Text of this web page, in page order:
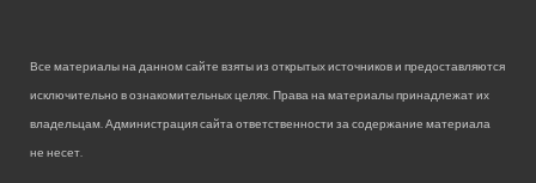
Все материалы на данном сайте взяты из открытых источников и предоставляются
исключительно в ознакомительных целях. Права на материалы принадлежат их
владельцам. Администрация сайта ответственности за содержание материала
не несет.